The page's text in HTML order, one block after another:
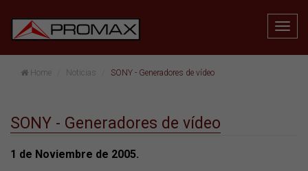
Home Noticias SONY - Generadores de vídeo
SONY - Generadores de vídeo
1 de Noviembre de 2005.